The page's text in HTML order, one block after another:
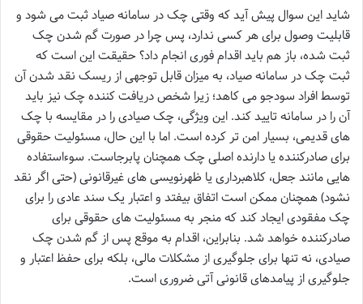
شاید این سوال پیش آید که وقتی چک در سامانه صیاد ثبت می شود و
قابلیت وصول برای هر کسی ندارد، پس چرا در صورت گم شدن چک
ثبت شده، باز هم باید اقدام فوری انجام داد؟ حقیقت این است که
ثبت چک در سامانه صیاد، به میزان قابل توجهی از ریسک نقد شدن آن
توسط افراد سودجو می کاهد؛ زیرا شخص دریافت کننده چک نیز باید
آن را در سامانه تایید کند. این ویژگی، چک صیادی را در مقایسه با چک
های قدیمی، بسیار امن تر کرده است. اما با این حال، مسئولیت حقوقی
برای صادرکننده یا دارنده اصلی چک همچنان پابرجاست. سوءاستفاده
هایی مانند جعل، کلاهبرداری یا ظهرنویسی های غیرقانونی (حتی اگر نقد
نشود) همچنان ممکن است اتفاق بیفتد و اعتبار یک سند عادی را برای
چک مفقودی ایجاد کند که منجر به مسئولیت های حقوقی برای
صادرکننده خواهد شد. بنابراین، اقدام به موقع پس از گم شدن چک
صیادی، نه تنها برای جلوگیری از مشکلات مالی، بلکه برای حفظ اعتبار و
جلوگیری از پیامدهای قانونی آتی ضروری است.